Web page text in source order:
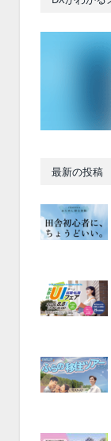
最新の投稿